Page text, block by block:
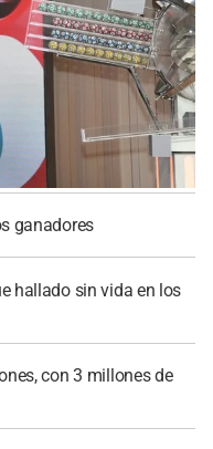
ganadores
hallado sin vida en los
con 3 millones de